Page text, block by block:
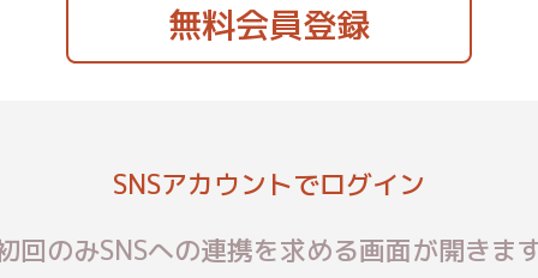
無料会員登録
SNSアカウントでログイン
回のみSNSへの連携を求める画面が開きま